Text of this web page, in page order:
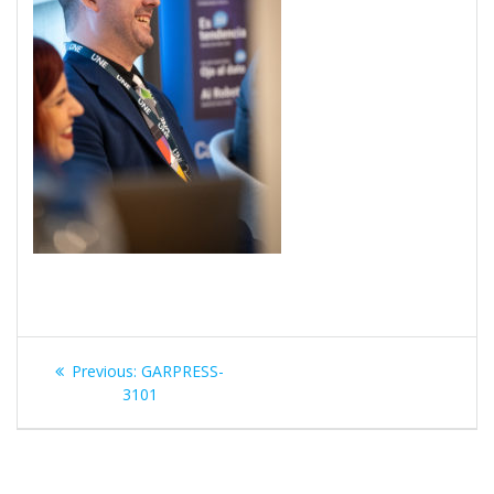
Navegación
Previous: Previous
post:
GARPRESS-
3101